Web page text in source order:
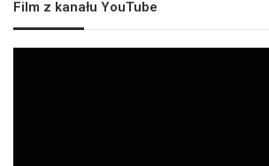
Film z kanału YouTube